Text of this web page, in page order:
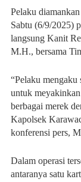
Pelaku
Sabtu (6/9/2025)
langsung Kanit
M.H., bersama
“Pelaku
untuk
berbagai merek
Kapolsek
konferensi pers,
Dalam operasi
antaranya satu